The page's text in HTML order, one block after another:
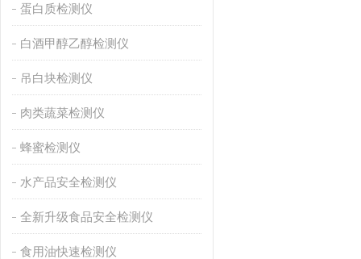
蛋白质检测仪
白酒甲醇乙醇检测仪
吊白块检测仪
肉类蔬菜检测仪
蜂蜜检测仪
水产品安全检测仪
全新升级食品安全检测仪
食用油快速检测仪